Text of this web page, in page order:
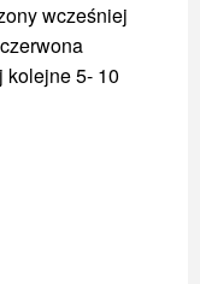
wcześniej
kolejne 5- 10